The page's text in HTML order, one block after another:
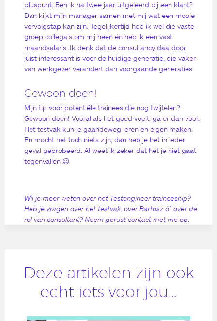
pluspunt. Ben ik na twee jaar uitgeleerd bij een klant?
Dan kijkt mijn manager samen met mij wat een mooie
vervolgstap kan zijn. Tegelijkertijd heb ik wel die vaste
groep collega’s om mij heen én heb ik een vast
maandsalaris. Ik denk dat de consultancy daardoor
juist interessant is voor de huidige generatie, die vaker
van werkgever verandert dan voorgaande generaties.
Gewoon doen!
Mijn tip voor potentiële trainees die nog twijfelen?
Gewoon doen! Vooral als het goed voelt, ga er dan voor.
Het testvak kun je gaandeweg leren en eigen maken.
En mocht het toch niets zijn, dan heb je het in ieder
geval geprobeerd. Al weet ik zeker dat het je niet gaat
tegenvallen 😉
Wil je meer weten over het Testengineer traineeship?
Heb je vragen over het testvak, over Bartosz óf over de
rol van consultant? Neem gerust contact met me op.
Deze artikelen zijn ook
echt iets voor jou…